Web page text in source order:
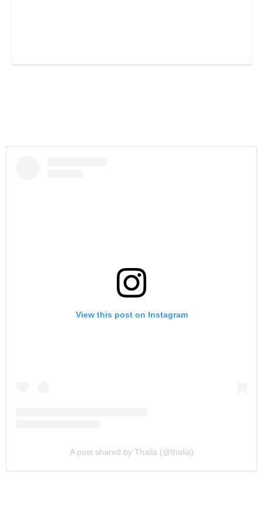
View this post on Instagram
A post shared by Thalia (@thalia)